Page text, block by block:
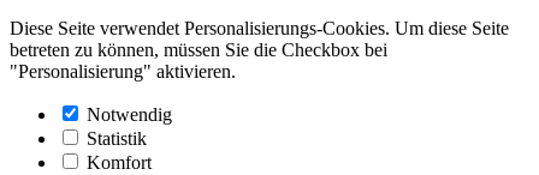
Diese Seite verwendet Personalisierungs-Cookies. Um diese Seite
betreten zu können, müssen Sie die Checkbox bei
"Personalisierung" aktivieren.
Notwendig
Statistik
Komfort